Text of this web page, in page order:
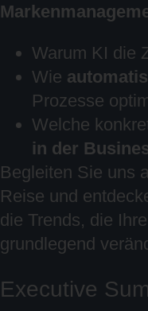
Warum KI die
Wie
Prozesse
Welche
in der
Begleiten Sie uns
Reise und
die Trends, die
grundlegend
Executive